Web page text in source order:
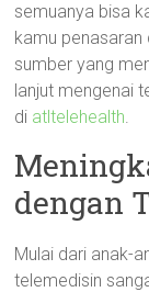
semuanya bisa
kamu penasaran
sumber yang
lanjut mengenai
di atltelehealth.
dengan
Mulai dari anak-
telemedisin